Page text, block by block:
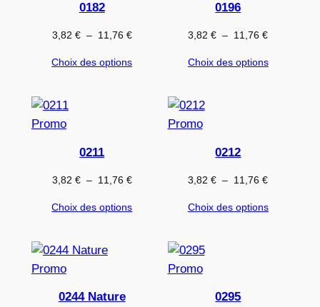
promotion
0182
3,82 € – 11,76 €Plage
prix :
Choix des options
promotion
0196
3,82€ – 11,76€Plage
prix :
Choix des options
PromoProduit
promotion
0211
3,82 € – 11,76 €Plage
prix :
Choix des options
PromoProduit
promotion
0212
3,82€ – 11,76€Plage
prix :
Choix des options
PromoProduit
0244 Nature
PromoProduit
0295